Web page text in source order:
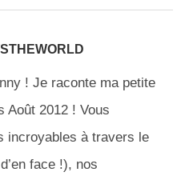
! Je raconte ma petite
Août 2012 ! Vous
incroyables à travers le
face !), nos